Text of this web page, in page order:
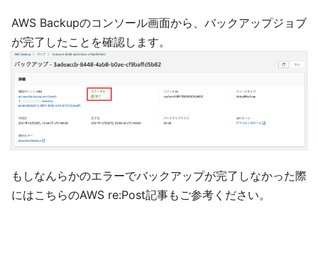
AWS Backupのコンソール画面から、バックアップジョブ
が完了したことを確認します。
もしなんらかのエラーでバックアップが完了しなかった際
にはこちらのAWS re:Post記事もご参考ください。